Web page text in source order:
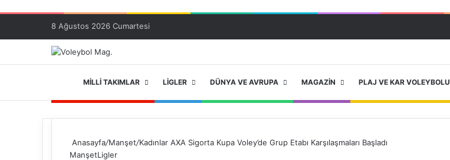
8 Ağustos 2026 Cumartesi
ANA SAYFA
MILLI TAKIMLAR LIGLER DÜNYA VE AVRUPA MAGAZIN PLAJ VE KAR VOLEYBOLU
Anasayfa/Manşet/Kadınlar AXA Sigorta Kupa Voley’de Grup Etabı Karşılaşmaları Başladı
ManşetLigler